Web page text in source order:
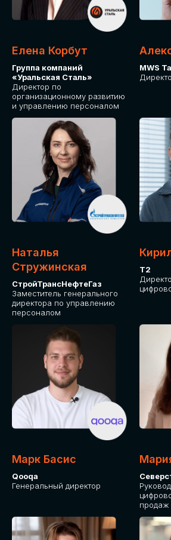
Елена Корбут
Группа компаний
«Уральская Сталь»
Директор по
организационному развитию
и управлению персоналом
MWS
Наталья
Стружинская
СтройТрансНефтеГаз
Заместитель генерального
директора по управлению
персоналом
Т2
Марк Басис
Qooqa
Генеральный директор
продаж
Приглашаем стать спикером GLOBAL
TECH FORUM и поделиться своим
опытом и экспертизой. Будем рады
сотрудничеству!
СТАТЬ
СПИКЕРОМ
IT Solutions for Business
СРЕДИ ПАРТНЕРОВ
МЕРОПРИЯТИЯ